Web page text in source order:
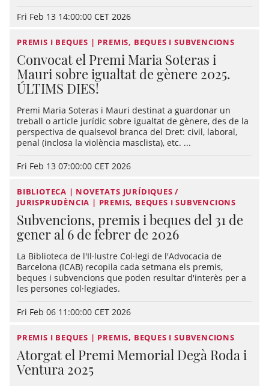
Fri Feb 13 14:00:00 CET 2026
PREMIS I BEQUES | PREMIS, BEQUES I SUBVENCIONS
Convocat el Premi Maria Soteras i
Mauri sobre igualtat de gènere 2025.
ÚLTIMS DIES!
Premi Maria Soteras i Mauri destinat a guardonar un
treball o article jurídic sobre igualtat de gènere, des de la
perspectiva de qualsevol branca del Dret: civil, laboral,
penal (inclosa la violència masclista), etc. ...
Fri Feb 13 07:00:00 CET 2026
BIBLIOTECA | NOVETATS JURÍDIQUES /
JURISPRUDÈNCIA | PREMIS, BEQUES I SUBVENCIONS
Subvencions, premis i beques del 31 de
gener al 6 de febrer de 2026
La Biblioteca de l'Il·lustre Col·legi de l'Advocacia de
Barcelona (ICAB) recopila cada setmana els premis,
beques i subvencions que poden resultar d'interès per a
les persones col·legiades.
Fri Feb 06 11:00:00 CET 2026
PREMIS I BEQUES | PREMIS, BEQUES I SUBVENCIONS
Atorgat el Premi Memorial Degà Roda i
Ventura 2025